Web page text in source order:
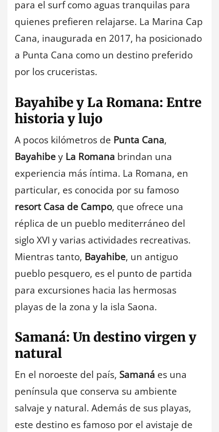
para el surf como aguas tranquilas para
quienes prefieren relajarse. La Marina Cap
Cana, inaugurada en 2017, ha posicionado
a Punta Cana como un destino preferido
por los cruceristas.
Bayahibe y La Romana: Entre
historia y lujo
A pocos kilómetros de Punta Cana,
Bayahibey La Romana brindan una
experiencia más íntima. La Romana, en
particular, es conocida por su famoso
resort Casa de Campo, que ofrece una
réplica de un pueblo mediterráneo del
siglo XVI y varias actividades recreativas.
Mientras tanto, Bayahibe, un antiguo
pueblo pesquero, es el punto de partida
para excursiones hacia las hermosas
playas de la zona y la isla Saona.
Samaná: Un destino virgen y
natural
En el noroeste del país, Samaná es una
península que conserva su ambiente
salvaje y natural. Además de sus playas,
este destino es famoso por el avistaje de